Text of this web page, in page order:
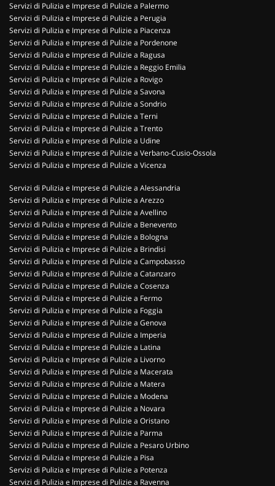
Servizi di Pulizia e Imprese di Pulizie a Palermo
Servizi di Pulizia e Imprese di Pulizie a Perugia
Servizi di Pulizia e Imprese di Pulizie a Piacenza
Servizi di Pulizia e Imprese di Pulizie a Pordenone
Servizi di Pulizia e Imprese di Pulizie a Ragusa
Servizi di Pulizia e Imprese di Pulizie a Reggio Emilia
Servizi di Pulizia e Imprese di Pulizie a Rovigo
Servizi di Pulizia e Imprese di Pulizie a Savona
Servizi di Pulizia e Imprese di Pulizie a Sondrio
Servizi di Pulizia e Imprese di Pulizie a Terni
Servizi di Pulizia e Imprese di Pulizie a Trento
Servizi di Pulizia e Imprese di Pulizie a Udine
Servizi di Pulizia e Imprese di Pulizie a Verbano-Cusio-Ossola
Servizi di Pulizia e Imprese di Pulizie a Vicenza
Servizi di Pulizia e Imprese di Pulizie a Alessandria
Servizi di Pulizia e Imprese di Pulizie a Arezzo
Servizi di Pulizia e Imprese di Pulizie a Avellino
Servizi di Pulizia e Imprese di Pulizie a Benevento
Servizi di Pulizia e Imprese di Pulizie a Bologna
Servizi di Pulizia e Imprese di Pulizie a Brindisi
Servizi di Pulizia e Imprese di Pulizie a Campobasso
Servizi di Pulizia e Imprese di Pulizie a Catanzaro
Servizi di Pulizia e Imprese di Pulizie a Cosenza
Servizi di Pulizia e Imprese di Pulizie a Fermo
Servizi di Pulizia e Imprese di Pulizie a Foggia
Servizi di Pulizia e Imprese di Pulizie a Genova
Servizi di Pulizia e Imprese di Pulizie a Imperia
Servizi di Pulizia e Imprese di Pulizie a Latina
Servizi di Pulizia e Imprese di Pulizie a Livorno
Servizi di Pulizia e Imprese di Pulizie a Macerata
Servizi di Pulizia e Imprese di Pulizie a Matera
Servizi di Pulizia e Imprese di Pulizie a Modena
Servizi di Pulizia e Imprese di Pulizie a Novara
Servizi di Pulizia e Imprese di Pulizie a Oristano
Servizi di Pulizia e Imprese di Pulizie a Parma
Servizi di Pulizia e Imprese di Pulizie a Pesaro Urbino
Servizi di Pulizia e Imprese di Pulizie a Pisa
Servizi di Pulizia e Imprese di Pulizie a Potenza
Servizi di Pulizia e Imprese di Pulizie a Ravenna